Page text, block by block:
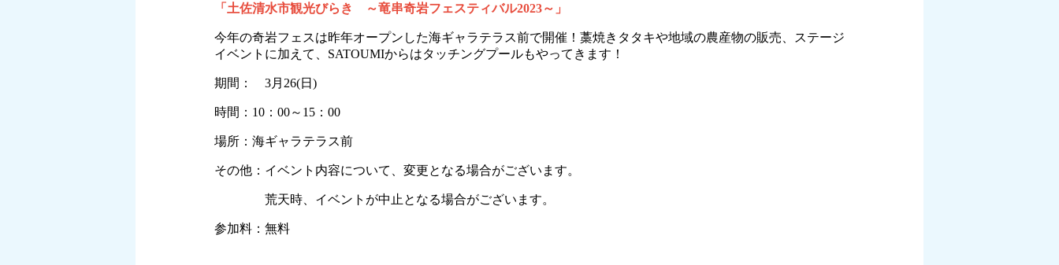
「土佐清水市観光びらき ～竜串奇岩フェスティバル2023～」
今年の奇岩フェスは昨年オープンした海ギャラテラス前で開催！藁焼きタタキや地域の農産物の販売、ステージ
イベントに加えて、SATOUMIからはタッチングプールもやってきます！
期間： 3月26(日)
時間：10：00～15：00
場所：海ギャラテラス前
その他：イベント内容について、変更となる場合がございます。
荒天時、イベントが中止となる場合がございます。
参加料：無料